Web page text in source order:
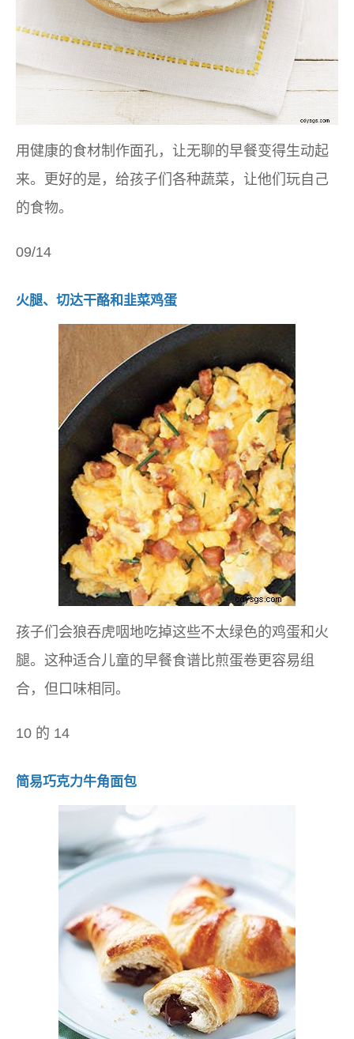
用健康的食材制作面孔，让无聊的早餐变得生动起
来。更好的是，给孩子们各种蔬菜，让他们玩自己
的食物。
09/14
火腿、切达干酪和韭菜鸡蛋
孩子们会狼吞虎咽地吃掉这些不太绿色的鸡蛋和火
腿。这种适合儿童的早餐食谱比煎蛋卷更容易组
合，但口味相同。
10 的 14
简易巧克力牛角面包